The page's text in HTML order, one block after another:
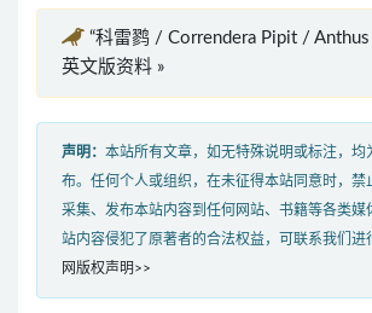
“科雷鹨 / Correndera Pipit / Anthus
英文版资料 »
声明： 本站所有文章，如无特殊说明或标注，均
布。任何个人或组织，在未征得本站同意时，禁
采集、发布本站内容到任何网站、书籍等各类媒
站内容侵犯了原著者的合法权益，可联系我们进
网版权声明>>